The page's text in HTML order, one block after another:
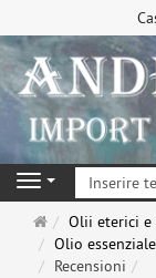
Navigation
Pagina
principale
Olii eterici e
Olio
Recensioni